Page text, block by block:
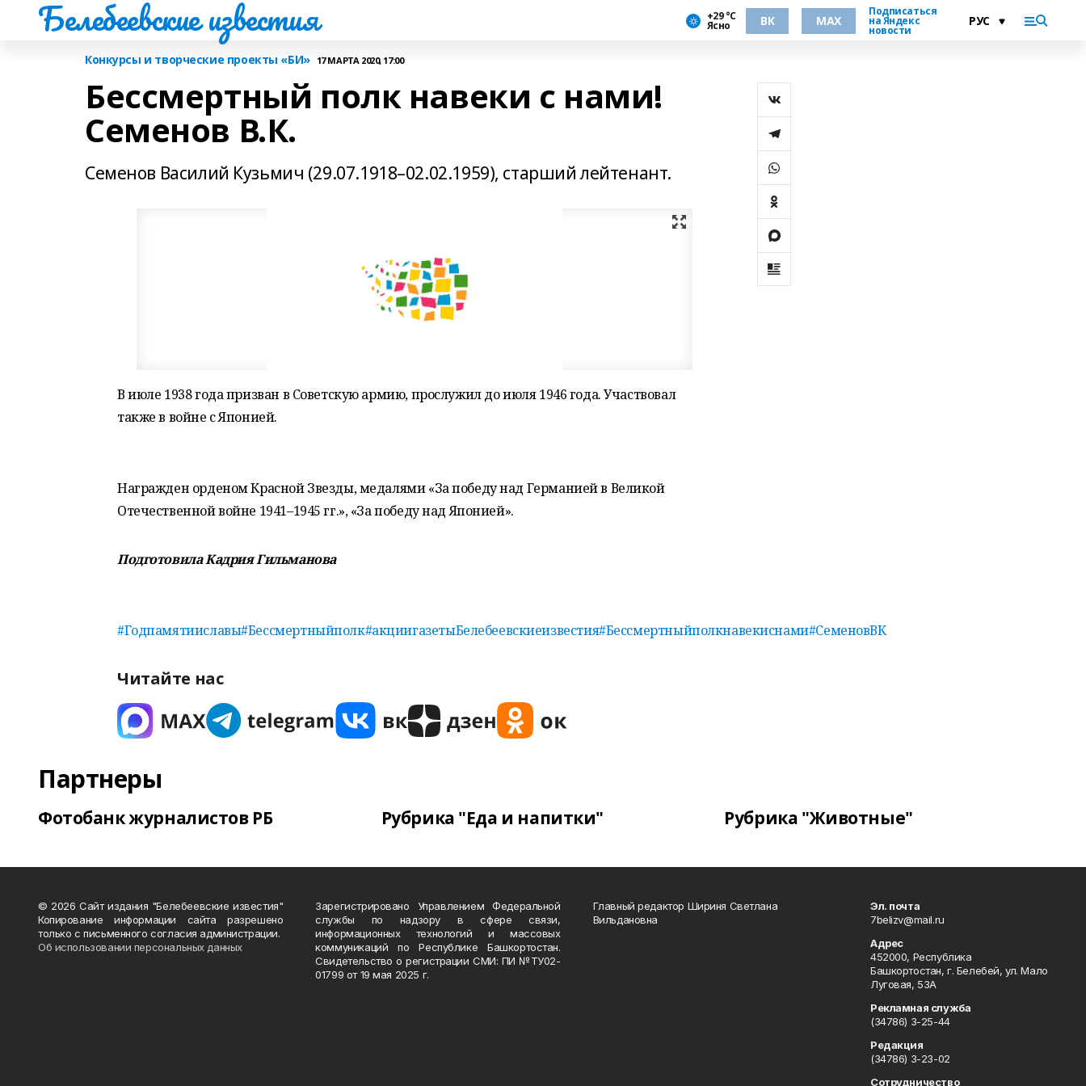
Белебеевские известия +29 °С
Ясно ВК MAX
Подписаться
на Яндекс
новости
Конкурсы и творческие проекты «БИ» 17 МАРТА 2020, 17:00
Бессмертный полк навеки с нами!
Семенов В.К.
Семенов Василий Кузьмич (29.07.1918–02.02.1959), старший лейтенант.
В июле 1938 года призван в Советскую армию, прослужил до июля 1946 года. Участвовал
также в войне с Японией.
Награжден орденом Красной Звезды, медалями «За победу над Германией в Великой
Отечественной войне 1941–1945 гг.», «За победу над Японией».
Подготовила Кадрия Гильманова
#Годпамятииславы#Бессмертныйполк#акциигазетыБелебеевскиеизвестия#Бессмертныйполкнавекиснами#СеменовВК
Читайте нас
Партнеры
Фотобанк журналистов РБ Рубрика "Еда и напитки" Рубрика "Животные"
© 2026 Сайт издания "Белебеевские известия"
Копирование информации сайта разрешено
только с письменного согласия администрации.
Об использовании персональных данных
Зарегистрировано Управлением Федеральной
службы по надзору в сфере связи,
информационных технологий и массовых
коммуникаций по Республике Башкортостан.
Свидетельство о регистрации СМИ: ПИ №ТУ02-
01799 от 19 мая 2025 г.
Главный редактор Шириня Светлана
Вильдановна
Эл. почта
7belizv@mail.ru
Адрес
452000, Республика
Башкортостан, г. Белебей, ул. Мало
Луговая, 53А
Рекламная служба
(34786) 3-25-44
Редакция
(34786) 3-23-02
Сотрудничество